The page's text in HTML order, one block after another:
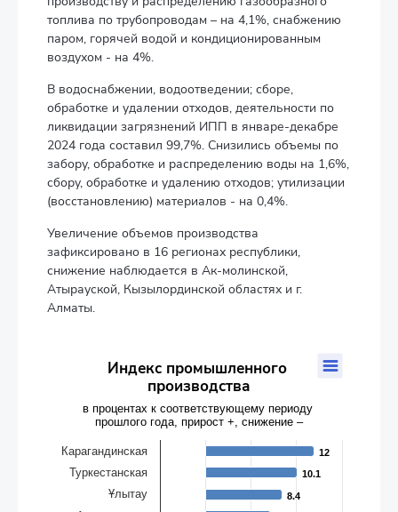
топлива по трубопроводам – на 4,1%, снабжению
паром, горячей водой и кондиционированным
воздухом - на 4%.
В водоснабжении, водоотведении; сборе,
обработке и удалении отходов, деятельности по
ликвидации загрязнений ИПП в январе-декабре
2024 года составил 99,7%. Снизились объемы по
забору, обработке и распределению воды на 1,6%,
сбору, обработке и удалению отходов; утилизации
(восстановлению) материалов - на 0,4%.
Увеличение объемов производства
зафиксировано в 16 регионах республики,
снижение наблюдается в Ак-молинской,
Атырауской, Кызылординской областях и г.
Алматы.
Индекс промышленного производства
Bar chart with 20 bars.
в процентах к соответствующему периоду прошлого
The chart has 1 X axis displaying categories.
The chart has 1 Y axis displaying values. Data ranges from -
Индекс промышленного
производства
в процентах к соответствующему периоду
прошлого года, прирост +, снижение –
12
12
10.1
10.1
8.4
8.4
Карагандинская
Туркестанская
Ұлытау